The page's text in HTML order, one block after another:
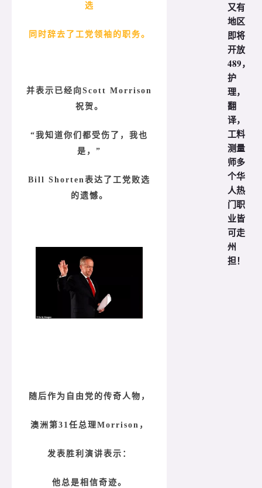
选
同时辞去了工党领袖的职务。
并表示已经向Scott Morrison
祝贺。
“我知道你们都受伤了，我也
是，”
Bill Shorten表达了工党败选
的遗憾。
随后作为自由党的传奇人物，
澳洲第31任总理Morrison，
发表胜利演讲表示：
他总是相信奇迹。
又有
地区
即将
开放
489，
护
理，
翻
译，
工料
测量
师多
个华
人热
门职
业皆
可走
州
担！